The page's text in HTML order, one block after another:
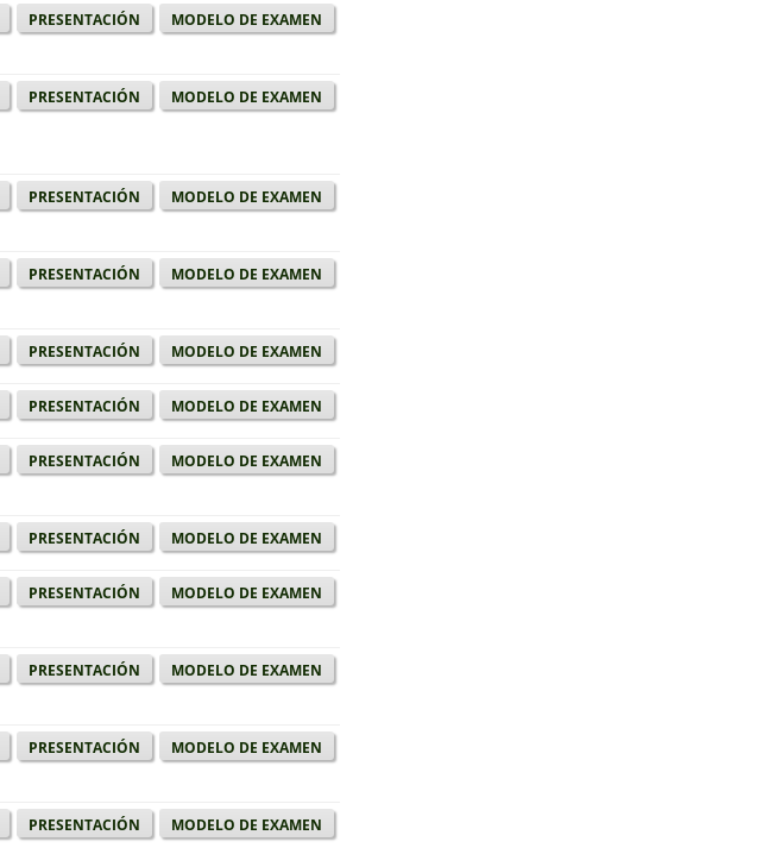
Presentación Modelo de examen
Presentación Modelo de examen
Presentación Modelo de examen
Presentación Modelo de examen
Presentación Modelo de examen
Presentación Modelo de examen
Presentación Modelo de examen
Presentación Modelo de examen
Presentación Modelo de examen
Presentación Modelo de examen
Presentación Modelo de examen
Presentación Modelo de examen